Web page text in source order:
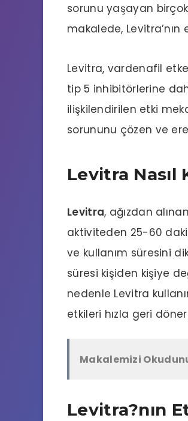
sorunu yaşayan
makalede, Levitra’nın
Levitra, vardenafil
tip 5 inhibitörlerine
ilişkilendirilen etki
sorununu çözen ve
Levitra Nasıl
Levitra, ağızdan
aktiviteden 25-60
ve kullanım süresini
süresi kişiden kişiye
nedenle Levitra
etkileri hızla geri
Makalemizi
Levitra?nın